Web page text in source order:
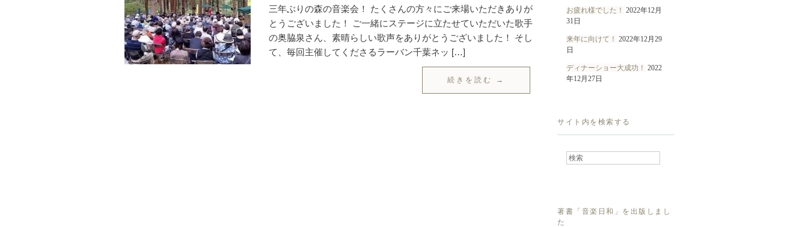
三年ぶりの森の音楽会！ たくさんの方々にご来場いただきありが
とうございました！ ご一緒にステージに立たせていただいた歌手
の奥脇泉さん、素晴らしい歌声をありがとうございました！ そし
て、毎回主催してくださるラーバン千葉ネッ […]
続きを読む →
お疲れ様でした！ 2022年12月
31日
来年に向けて！ 2022年12月29
日
ディナーショー大成功！ 2022
年12月27日
サイト内を検索する
著書「音楽日和」を出版しまし
た